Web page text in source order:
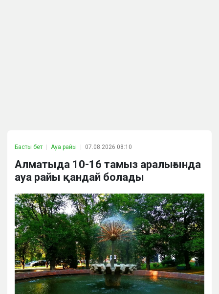
Басты бет Ауа райы 07.08.2026 08:10
Алматыда 10-16 тамыз аралығында
ауа райы қандай болады